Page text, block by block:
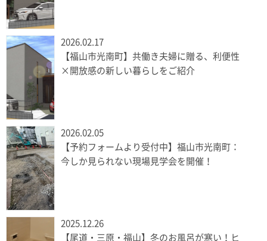
2026.02.17
【福山市光南町】共働き夫婦に贈る、利便性
×開放感の新しい暮らしをご紹介
2026.02.05
【予約フォームより受付中】福山市光南町：
今しか見られない現場見学会を開催！
2025.12.26
【尾道・三原・福山】冬のお風呂が寒い！ヒ